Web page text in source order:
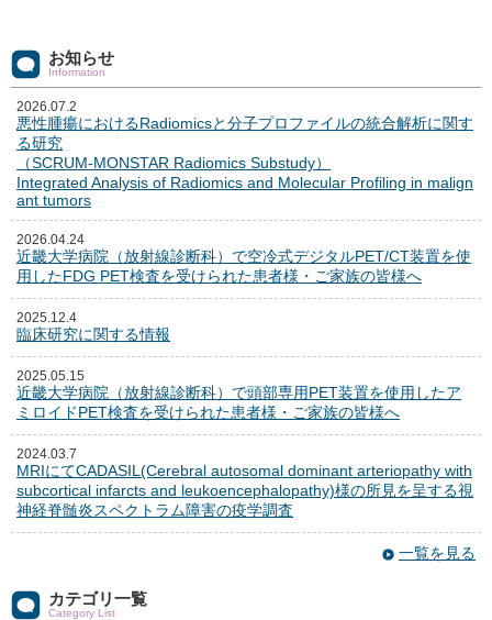
お知らせ
Information
2026.07.2
悪性腫瘍におけるRadiomicsと分子プロファイルの統合解析に関す
る研究
（SCRUM-MONSTAR Radiomics Substudy）
Integrated Analysis of Radiomics and Molecular Profiling in malign
ant tumors
2026.04.24
近畿大学病院（放射線診断科）で空冷式デジタルPET/CT装置を使
用したFDG PET検査を受けられた患者様・ご家族の皆様へ
2025.12.4
臨床研究に関する情報
2025.05.15
近畿大学病院（放射線診断科）で頭部専用PET装置を使用したア
ミロイドPET検査を受けられた患者様・ご家族の皆様へ
2024.03.7
MRIにてCADASIL(Cerebral autosomal dominant arteriopathy with
subcortical infarcts and leukoencephalopathy)様の所見を呈する視
神経脊髄炎スペクトラム障害の疫学調査
一覧を見る
カテゴリ一覧
Category List